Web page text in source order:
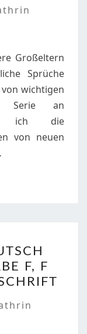
Großeltern
Sprüche
wichtigen
Serie an
ich die
von neuen
F, F